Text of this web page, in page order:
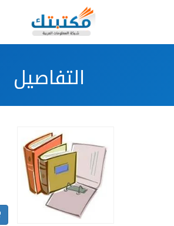
التفاصيل